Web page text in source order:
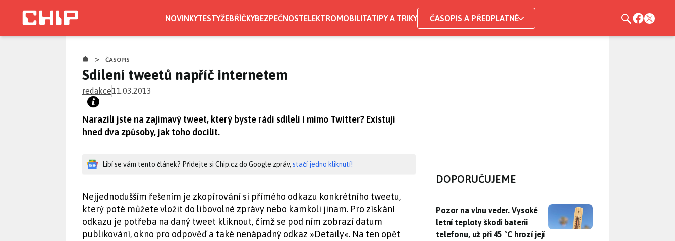
NOVINKYTESTYŽEBŘÍČKYBEZPEČNOSTELEKTROMOBILITATIPY A TRIKY ČASOPIS A PŘEDPLATNÉ
> ČASOPIS
Sdílení tweetů napříč internetem
redakce11.03.2013
Narazili jste na zajímavý tweet, který byste rádi sdíleli i mimo Twitter? Existují
hned dva způsoby, jak toho docílit.
Líbí se vám tento článek? Přidejte si Chip.cz do Google zpráv, stačí jedno kliknutí!
Nejjednodušším řešením je zkopírování si přímého odkazu konkrétního tweetu,
který poté můžete vložit do libovolné zprávy nebo kamkoli jinam. Pro získání
odkazu je potřeba na daný tweet kliknout, čímž se pod ním zobrazí datum
publikování, okno pro odpověď a také nenápadný odkaz »Detaily«. Na ten opět
DOPORUČUJEME
Pozor na vlnu veder. Vysoké letní teploty škodí baterii telefonu,
Pozor na vlnu veder. Vysoké
letní teploty škodí baterii
telefonu, už při 45 °C hrozí její